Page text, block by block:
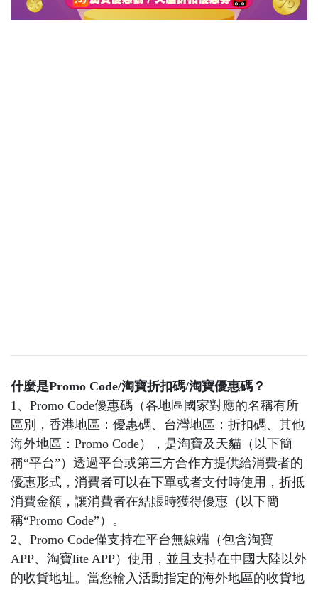
什麼是Promo Code/淘寶折扣碼/淘寶優惠碼？
1、Promo Code優惠碼（各地區國家對應的名稱有所
區別，香港地區：優惠碼、台灣地區：折扣碼、其他
海外地區：Promo Code），是淘寶及天貓（以下簡
稱“平台”）透過平台或第三方合作方提供給消費者的
優惠形式，消費者可以在下單或者支付時使用，折抵
消費金額，讓消費者在結賬時獲得優惠（以下簡
稱“Promo Code”）。
2、Promo Code僅支持在平台無線端（包含淘寶
APP、淘寶lite APP）使用，並且支持在中國大陸以外
的收貨地址。當您輸入活動指定的海外地區的收貨地